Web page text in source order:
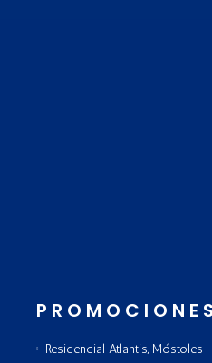
PROMOCIONES
Residencial Atlantis, Móstoles